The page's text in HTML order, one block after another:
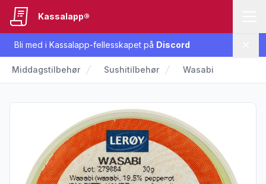
Bli med i Kassalapp-fellesskapet på Discord
Kassalapp®
Middagstilbehør Sushitilbehør Wasabi